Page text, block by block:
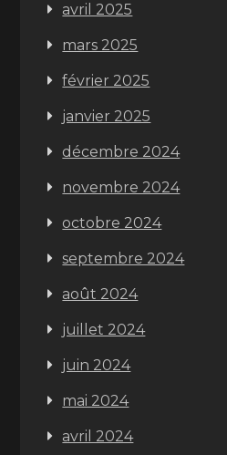
avril 2025
mars 2025
février 2025
janvier 2025
décembre 2024
novembre 2024
octobre 2024
septembre 2024
août 2024
juillet 2024
juin 2024
mai 2024
avril 2024